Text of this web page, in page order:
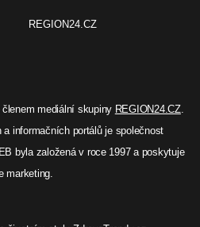
REGION24.CZ
mediální skupiny REGION24.CZ.
informačních portálů je společnost
byla založená v roce 1997 a poskytuje
marketing.